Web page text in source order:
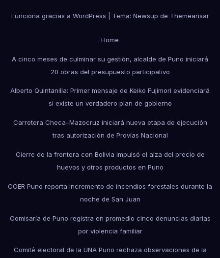
Funciona gracias a WordPress Tema: Newsup de Themeansar
Home
A cinco meses de culminar su gestión, alcalde de Puno iniciará
20 obras del presupuesto participativo
Alberto Quintanilla: Primer mensaje de Keiko Fujimori evidenciará
si existe un verdadero plan de gobierno
Carretera Checa–Mazocruz iniciará nueva etapa de ejecución
tras autorización de Provías Nacional
Cierre de la frontera con Bolivia impulsó el alza del precio de
huevos y otros productos en Puno
COER Puno reporta incremento de incendios forestales durante la
noche de San Juan
Comisaría de Puno registra en promedio cinco denuncias diarias
por violencia familiar
Comité electoral de la UNA Puno rechaza observaciones de la